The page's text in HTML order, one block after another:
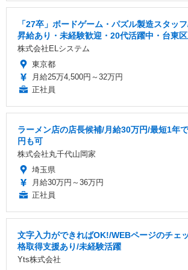
「27卒」ボードゲーム・パズル製造スタッ
昇給あり・未経験歓迎・20代活躍中・台東
株式会社ELシステム
東京都
月給25万4,500円～32万円
正社員
ラーメン店の店長候補/月給30万円/最短1年
円も可
株式会社丸千代山岡家
埼玉県
月給30万円～36万円
正社員
文字入力ができればOK!/WEBページのチェ
格取得支援あり/未経験活躍
Yts株式会社